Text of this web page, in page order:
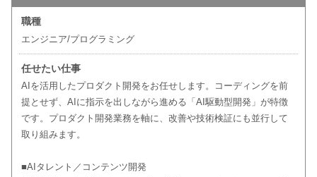
職種
エンジニア/プログラミング
任せたい仕事
AIを活用したプロダクト開発をお任せします。コーディングを前
提とせず、AIに指示を出しながら進める「AI駆動型開発」が特徴
です。プロダクト開発業務を軸に、改善や技術検証にも並行して
取り組みます。
■AIタレント／コンテンツ開発